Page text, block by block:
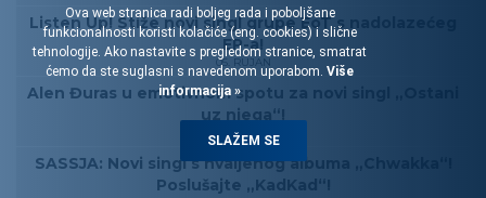
Listen Up! Stiže novi singl grupe EoT s nadolazećeg
EP-a!
05. RUJAN
Alen Đuras u emotivnom spotu za novi singl „Ostani
uz njega“!
03. RUJAN
SASSJA: Novi singl s hvaljenog albuma „Chwakka“!
Poslušajte „KadKad“!
Ova web stranica radi boljeg rada i poboljšane
funkcionalnosti koristi kolačiće (eng. cookies) i slične
tehnologije. Ako nastavite s pregledom stranice, smatrat
ćemo da ste suglasni s navedenom uporabom. Više
informacija »
SLAŽEM SE